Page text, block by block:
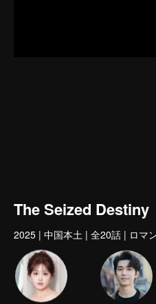
The Seized Destiny
2025 | 中国本土 | 全20話 | ロマ